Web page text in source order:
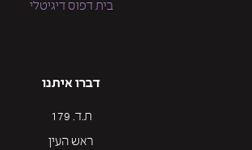
בית דפוס דיגיטלי
דברו איתנו
ת.ד. 179
ראש העין